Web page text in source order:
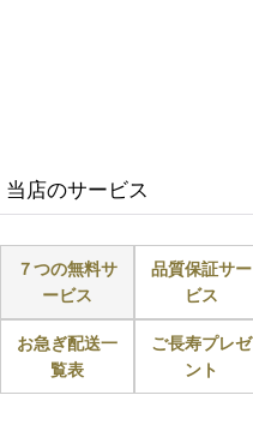
当店のサービス
７つの無料サ
ービス
品質保証サー
ビス
お急ぎ配送一
覧表
ご長寿プレゼ
ント